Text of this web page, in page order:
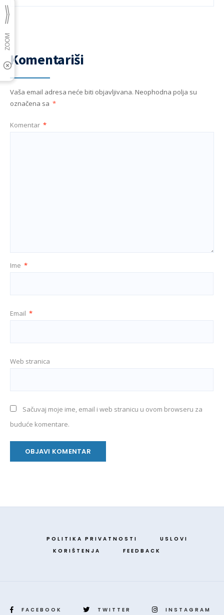
Komentariši
Vaša email adresa neće biti objavljivana. Neophodna polja su
označena sa *
Komentar *
Ime *
Email *
Web stranica
Sačuvaj moje ime, email i web stranicu u ovom browseru za
buduće komentare.
POLITIKA PRIVATNOSTI
USLOVI
KORIŠTENJA
FEEDBACK
FACEBOOK TWITTER INSTAGRAM